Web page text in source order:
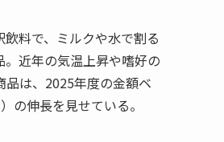
飲料で、ミルクや水で割る
近年の気温上昇や嗜好の
は、2025年度の金額ベ
の伸長を見せている。